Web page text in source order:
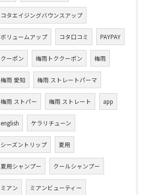
コタエイジングバウンスアップ
ボリュームアップ コタ口コミ PAYPAY
クーポン 梅雨トククーポン 梅雨
梅雨 愛知 梅雨 ストレートパーマ
梅雨 ストパー 梅雨 ストレート app
english ケラリチューン
シーズントリップ 夏用
夏用シャンプー クールシャンプー
ミアン ミアンビューティー